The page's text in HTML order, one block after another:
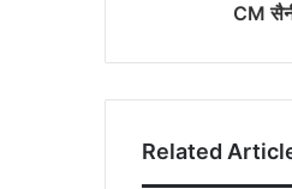
CM
Related